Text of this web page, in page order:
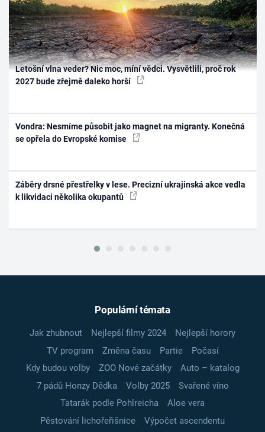
Letošní vlna veder? Nic moc, míní vědci. Vysvětlili, proč rok
2027 bude zřejmě daleko horší
Vondra: Nesmíme působit jako magnet na migranty. Konečná
se opřela do Evropské komise
Záběry drsné přestřelky v lese. Precizní ukrajinská akce vedla
k likvidaci několika okupantů
Populární témata
Jak zhubnout Nejlepší filmy 2024
Nejlepší horory
TV program
Změna času Partie
Počasí
Kdy budou volby
ZOO Nové začátky
Auto – katalog
7 pádů Honzy Dědka
Volby 2025
Svařené víno
Tatarák podle Pohlreicha
Aloe vera
Pěstování lichořeřišnice
Výpočet ascendentu